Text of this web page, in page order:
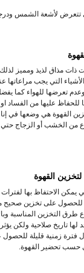
تتعرض لأشعة الشمس
ذات مذاق لذيذ ومميز
التي يجب مراعاتها
تعرضها للهواء كما
عليها من الفساد او
القهوة هي وضعها في
من الخشب أو الزجاج حتي
لتخزين القهوة
يمكن الاحتفاظ بها
على تخزين صحيح
طرق التخزين المناسبة
تاريخ صلاحية ولكن
فترة زمنية قليلة
حسب تحضير القهوة.